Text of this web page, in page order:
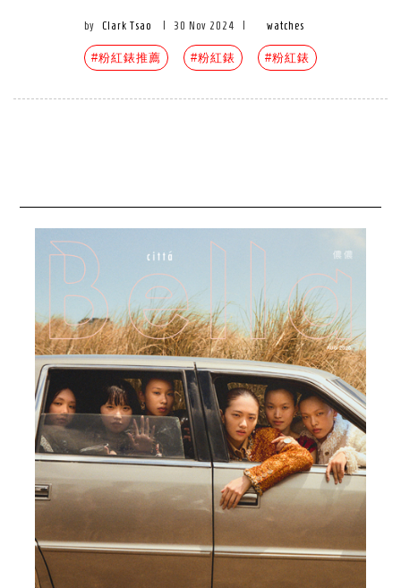
by Clark Tsao 30 Nov 2024 watches
#粉紅錶推薦 #粉紅錶 #粉紅錶